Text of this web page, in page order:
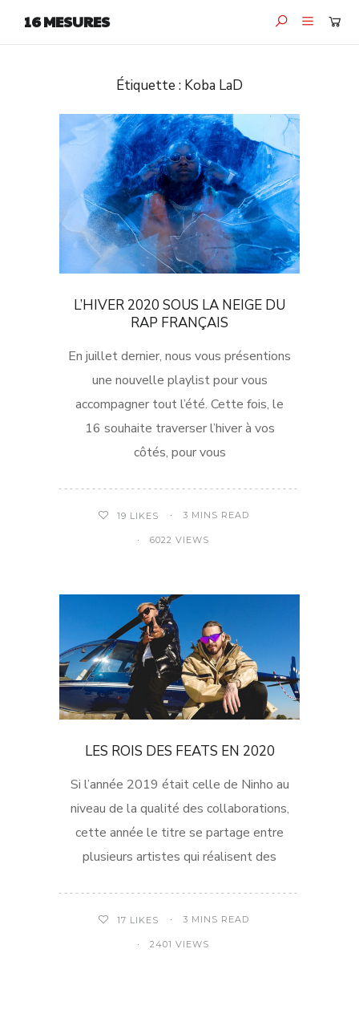
16 MESURES
Étiquette : Koba LaD
L’HIVER 2020 SOUS LA NEIGE DU
RAP FRANÇAIS
En juillet dernier, nous vous présentions
une nouvelle playlist pour vous
accompagner tout l’été. Cette fois, le
16 souhaite traverser l’hiver à vos
côtés, pour vous
19 LIKES 3 MINS READ
6022 VIEWS
LES ROIS DES FEATS EN 2020
Si l’année 2019 était celle de Ninho au
niveau de la qualité des collaborations,
cette année le titre se partage entre
plusieurs artistes qui réalisent des
17 LIKES 3 MINS READ
2401 VIEWS